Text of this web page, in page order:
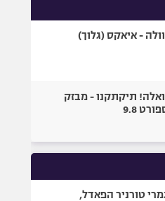
- איאקס (גלוך)
תיקתקנו - מבזק
9.8
טורניר הפאדל,